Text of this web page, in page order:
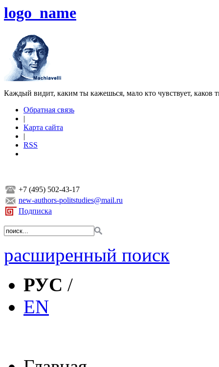
logo_name
Каждый видит, каким ты кажешься, мало кто чувствует, каков
Обратная связь
|
Карта сайта
|
RSS
+7 (495) 502-43-17
new-authors-politstudies@mail.ru
Подписка
расширенный поиск
РУС /
EN